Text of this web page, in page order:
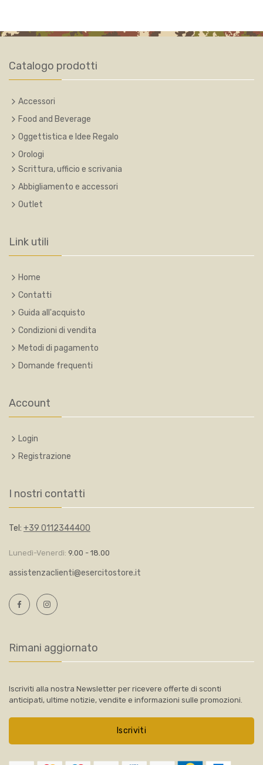
Catalogo prodotti
Accessori
Food and Beverage
Oggettistica e Idee Regalo
Orologi
Scrittura, ufficio e scrivania
Abbigliamento e accessori
Outlet
Link utili
Home
Contatti
Guida all'acquisto
Condizioni di vendita
Metodi di pagamento
Domande frequenti
Account
Login
Registrazione
I nostri contatti
Tel: +39 0112344400
Lunedì-Venerdì: 9.00 - 18.00
assistenzaclienti@esercitostore.it
Rimani aggiornato
Iscriviti alla nostra Newsletter per ricevere offerte di sconti
anticipati, ultime notizie, vendite e informazioni sulle promozioni.
Iscriviti